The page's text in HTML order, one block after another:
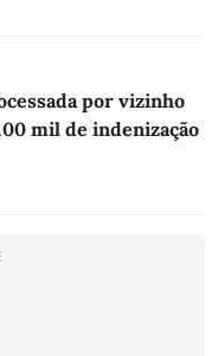
por vizinho
mil de indenização